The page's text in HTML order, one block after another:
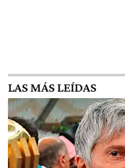
LAS MÁS LEÍDAS